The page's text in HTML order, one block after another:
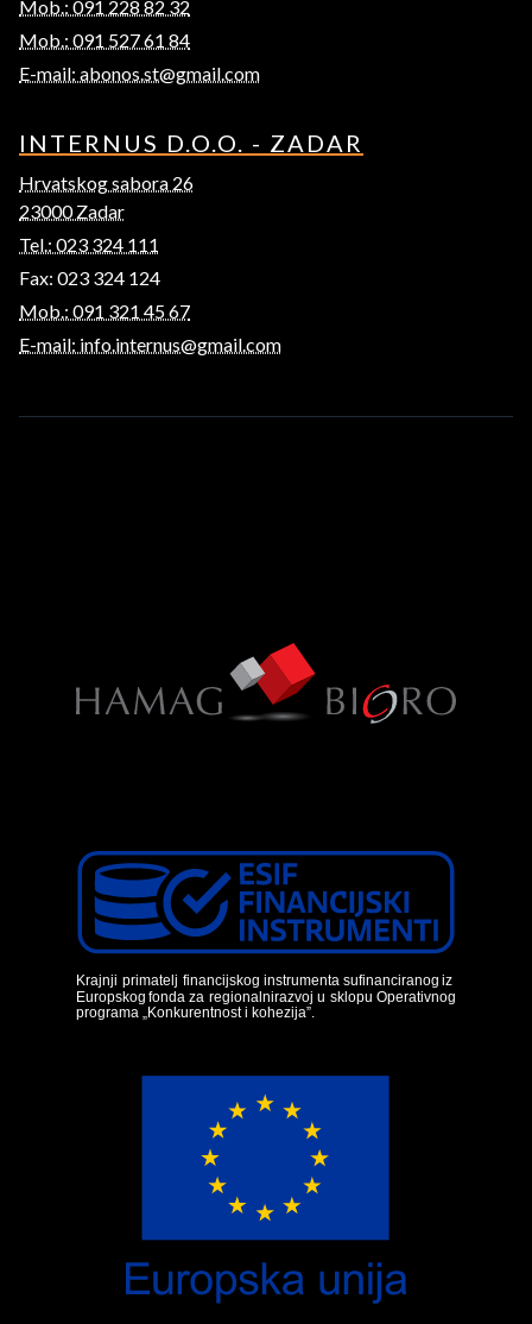
Mob.: 091 228 82 32
Mob.: 091 527 61 84
E-mail: abonos.st@gmail.com
INTERNUS D.O.O. - ZADAR
Hrvatskog sabora 26
23000 Zadar
Tel.: 023 324 111
Fax: 023 324 124
Mob.: 091 321 45 67
E-mail: info.internus@gmail.com